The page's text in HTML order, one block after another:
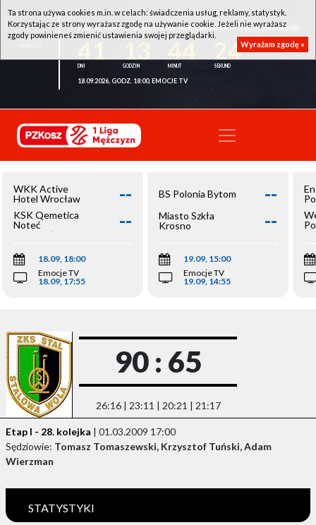
WKK ACTIVE HOTEL WROCŁAW - KSK QEMETICA NOTEĆ INOWROCŁAW
24
18.09.2026, GODZ. 18:00, EMOCJE TV
WKK Active
Hotel Wrocław
--
KSK Qemetica
Noteć
Inowrocław
--
18.09, 18:00
Emocje TV
18.09, 17:55
BS Polonia Bytom --
Miasto Szkła
Krosno
--
19.09, 15:00
Emocje TV
19.09, 14:55
90 : 65
26:16 | 23:11 | 20:21 | 21:17
Etap I - 28. kolejka | 01.03.2009 17:00
Sędziowie: Tomasz Tomaszewski, Krzysztof Tuński, Adam
Wierzman
STATYSTYKI
Ta strona używa cookies m.in. w celach: świadczenia usług, reklamy, statystyk.
Korzystając ze strony wyrażasz zgodę na używanie cookie. Jeżeli nie wyrażasz
zgody powinieneś zmienić ustawienia swojej przeglądarki.
Wyrażam zgodę »